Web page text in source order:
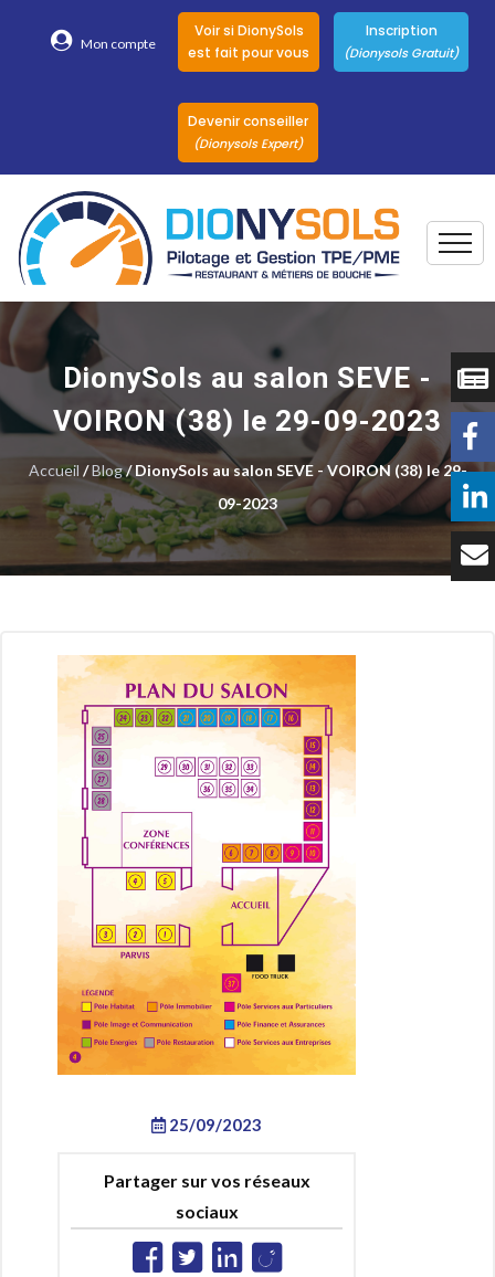
Mon compte
Voir si DionySols
est fait pour vous
Inscription
(Dionysols Gratuit)
Devenir conseiller
(Dionysols Expert)
Nos conseillers
DionySols
Nos versions
Nos autres
Solutions
Témoignages
Tarifs
DionySols au salon SEVE -
VOIRON (38) le 29-09-2023
Accueil /Blog/ DionySols au salon SEVE - VOIRON (38) le 29-
09-2023
25/09/2023
Partager sur vos réseaux
sociaux